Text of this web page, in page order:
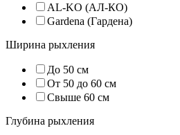
AL-KO (АЛ-КО)
Gardena (Гардена)
Ширина рыхления
До 50 см
От 50 до 60 см
Свыше 60 см
Глубина рыхления